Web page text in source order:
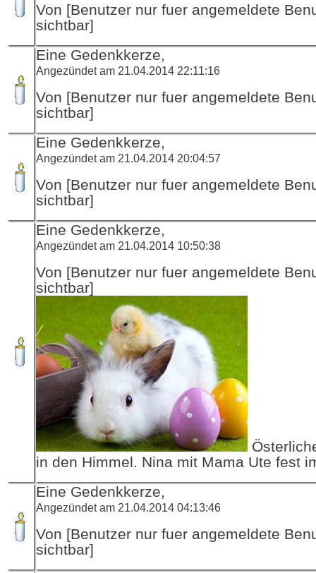
Von [Benutzer nur fuer angemeldete
sichtbar]
Eine Gedenkkerze,
Angezündet am 21.04.2014 22:11:16
Von [Benutzer nur fuer angemeldete
sichtbar]
Eine Gedenkkerze,
Angezündet am 21.04.2014 20:04:57
Von [Benutzer nur fuer angemeldete
sichtbar]
Eine Gedenkkerze,
Angezündet am 21.04.2014 10:50:38
Von [Benutzer nur fuer angemeldete
sichtbar]
in den Himmel. Nina mit Mama Ute fest
Eine Gedenkkerze,
Angezündet am 21.04.2014 04:13:46
Von [Benutzer nur fuer angemeldete
sichtbar]